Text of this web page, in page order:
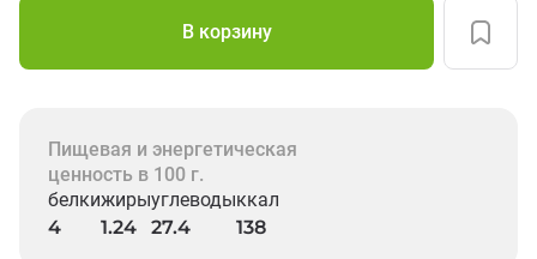
В корзину
Пищевая и энергетическая
ценность в 100 г.
белки
4
жиры
1.24
углеводы
27.4
ккал
138